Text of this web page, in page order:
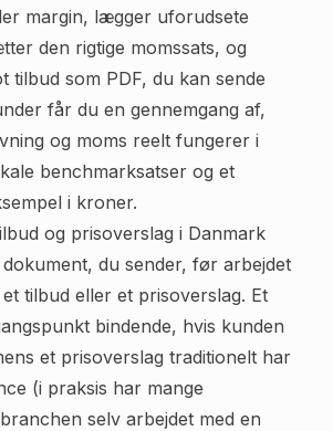
margin, lægger uforudsete
den rigtige momssats, og
tilbud som PDF, du kan sende
får du en gennemgang af,
og moms reelt fungerer i
benchmarksatser og et
i kroner.
og prisoverslag i Danmark
du sender, før arbejdet
tilbud eller et prisoverslag. Et
bindende, hvis kunden
et prisoverslag traditionelt har
(i praksis har mange
selv arbejdet med en